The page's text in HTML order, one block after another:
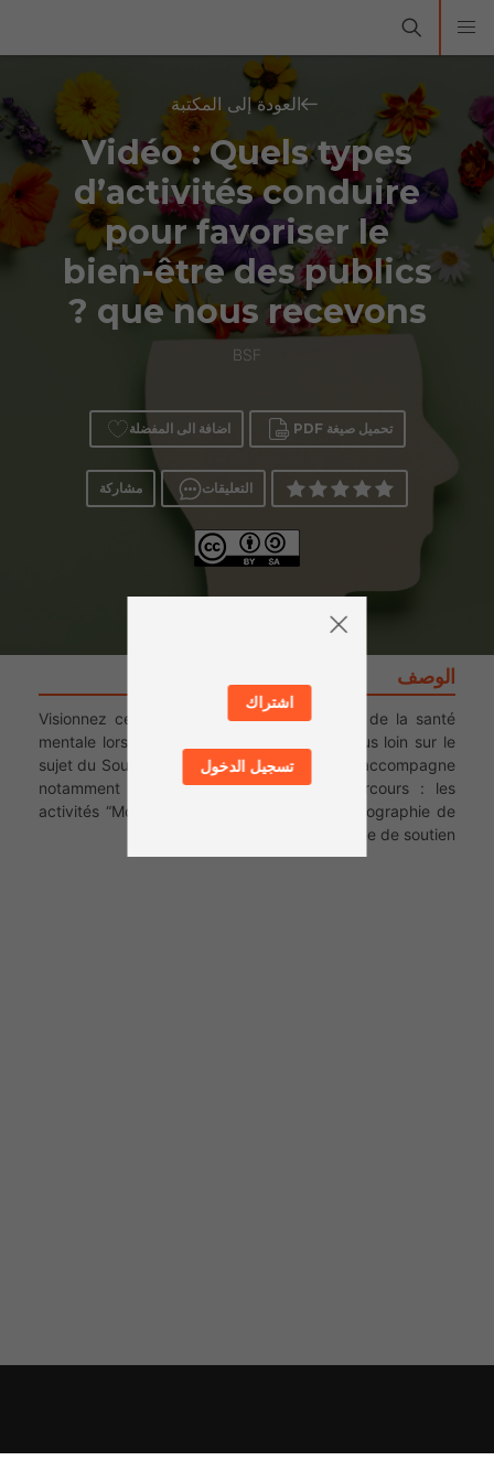
العودة إلى المكتبة
Vidéo : Quels types
d’activités conduire
pour favoriser le
bien-être des publics
que nous recevons ?
BSF
تحميل صيغة PDF اضافة الى المفضلة
التعليقات مشاركة
الوصف
Visionnez cette troisième vidéo sur le sujet de la santé
mentale lors de conflits armés, pour aller plus loin sur le
sujet du Soutien Psycho-Social. Cette vidéo accompagne
notamment les étapes 2 et 3 de ce parcours : les
activités “Mon carnet personnel” et “La cartographie de
l’écosystème de soutien”.
اشتراك
تسجيل الدخول